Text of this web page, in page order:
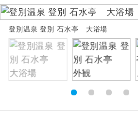
登別温泉 登別 石水亭 大浴場
世界遺産
ユネスコに登録
然遺産を訪ねるコ
絶景 絶景スポットに立
温泉
露天風呂
ますようお願いいたします。
お支払いについて
お支払いは、クレジットカー
ります。
お申し込みの最後にクレジッ
していただき、決済手続き完